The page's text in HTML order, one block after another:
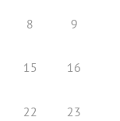
8 9
15 16
22 23